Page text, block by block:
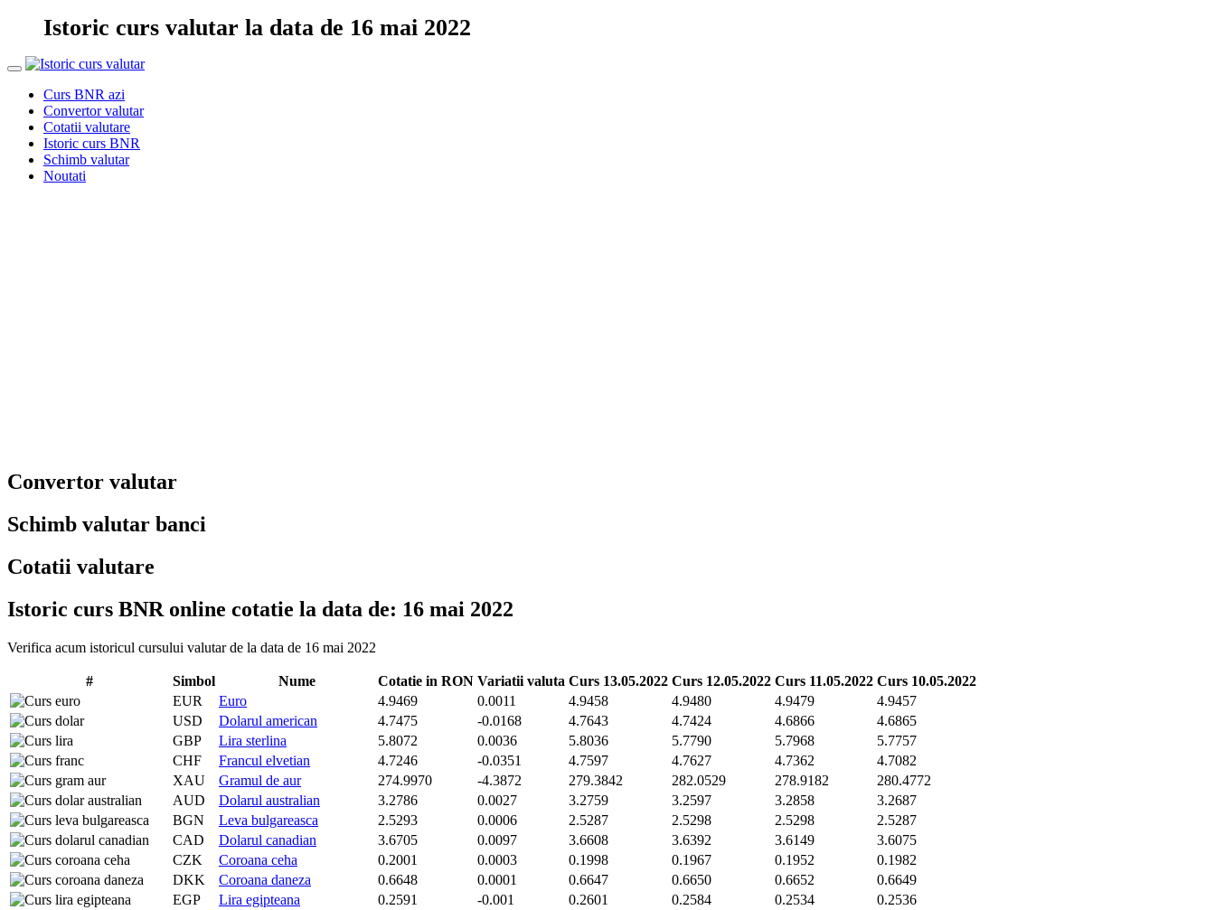
Istoric curs valutar la data de 16 mai 2022
Curs BNR azi
Convertor valutar
Cotatii valutare
Istoric curs BNR
Schimb valutar
Noutati
Convertor valutar
Schimb valutar banci
Cotatii valutare
Istoric curs BNR online cotatie la data de: 16 mai 2022
Verifica acum istoricul cursului valutar de la data de 16 mai 2022
# Simbol Nume Cotatie in RON Variatii valuta Curs 13.05.2022 Curs 12.05.2022 Curs 11.05.2022 Curs 10.05.2022
EUR
Euro 4.9469 0.0011 4.9458 4.9480 4.9479
4.9457
USD
Dolarul american 4.7475 -0.0168 4.7643 4.7424 4.6866
4.6865
GBP
Lira sterlina 5.8072 0.0036 5.8036 5.7790 5.7968
5.7757
CHF
Francul elvetian 4.7246 -0.0351 4.7597 4.7627 4.7362
4.7082
XAU
Gramul de aur 274.9970 -4.3872 279.3842 282.0529 278.9182
280.4772
AUD
Dolarul australian 3.2786 0.0027 3.2759 3.2597 3.2858
3.2687
BGN
Leva bulgareasca 2.5293 0.0006 2.5287 2.5298 2.5298
2.5287
CAD
Dolarul canadian 3.6705 0.0097 3.6608 3.6392 3.6149
3.6075
CZK
Coroana ceha 0.2001 0.0003 0.1998 0.1967 0.1952
0.1982
DKK
Coroana daneza 0.6648 0.0001 0.6647 0.6650 0.6652
0.6649
EGP
Lira egipteana 0.2591 -0.001 0.2601 0.2584 0.2534
0.2536